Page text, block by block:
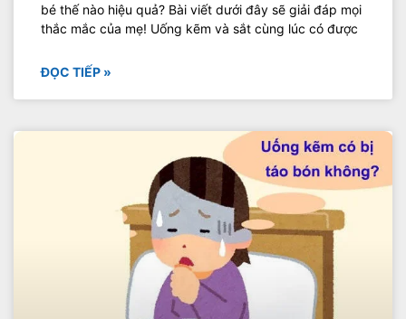
bé thế nào hiệu quả? Bài viết dưới đây sẽ giải đáp mọi
thắc mắc của mẹ! Uống kẽm và sắt cùng lúc có được
ĐỌC TIẾP »